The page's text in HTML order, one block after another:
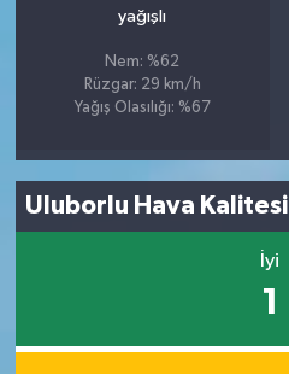
yağışlı
Nem: %62
Rüzgar: 29 km/h
Yağış Olasılığı: %67
Uluborlu Hava Kalitesi
İyi
1